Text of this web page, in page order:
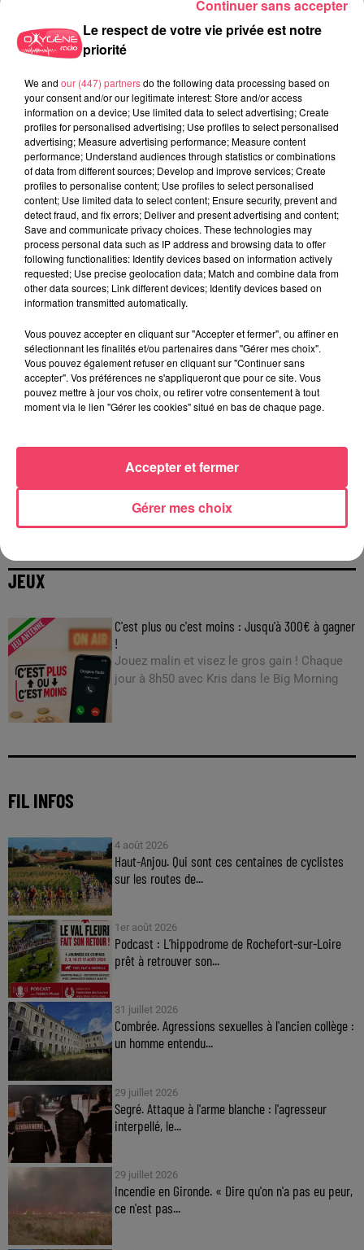
29 juillet 2026
SEGRÉ. ATTAQUE À L'ARME BLANCHE : L'AGRESSEUR INTERPELLÉ,
LE...
29 juillet 2026
INCENDIE EN GIRONDE. « DIRE QU'ON N'A PAS EU PEUR, CE N'EST
PAS...
JEUX
C'est plus ou c'est moins : Jusqu'à 300€ à gagner
!
Jouez malin et visez le gros gain ! Chaque
jour à 8h50 avec Kris dans le Big Morning
FIL INFOS
4 août 2026
Haut-Anjou. Qui sont ces centaines de cyclistes
sur les routes de...
1er août 2026
Podcast : L’hippodrome de Rochefort-sur-Loire
prêt à retrouver son...
31 juillet 2026
Combrée. Agressions sexuelles à l'ancien collège :
un homme entendu...
29 juillet 2026
Segré. Attaque à l'arme blanche : l'agresseur
interpellé, le...
29 juillet 2026
Incendie en Gironde. « Dire qu'on n'a pas eu peur,
ce n'est pas...
Le respect de votre vie privée est notre
priorité
We and our (447) partnersdo the following data processing based on
your consent and/or our legitimate interest: Store and/or access
information on a device; Use limited data to select advertising; Create
profiles for personalised advertising; Use profiles to select personalised
advertising; Measure advertising performance; Measure content
performance; Understand audiences through statistics or combinations
of data from different sources; Develop and improve services; Create
profiles to personalise content; Use profiles to select personalised
content; Use limited data to select content; Ensure security, prevent and
detect fraud, and fix errors; Deliver and present advertising and content;
Save and communicate privacy choices. These technologies may
process personal data such as IP address and browsing data to offer
following functionalities: Identify devices based on information actively
requested; Use precise geolocation data; Match and combine data from
other data sources; Link different devices; Identify devices based on
information transmitted automatically.
Vous pouvez accepter en cliquant sur "Accepter et fermer", ou affiner en
sélectionnant les finalités et/ou partenaires dans "Gérer mes choix".
Vous pouvez également refuser en cliquant sur "Continuer sans
accepter". Vos préférences ne s'appliqueront que pour ce site. Vous
pouvez mettre à jour vos choix, ou retirer votre consentement à tout
moment via le lien "Gérer les cookies" situé en bas de chaque page.
Gérer mes choix
Accepter et fermer
Continuer sans accepter